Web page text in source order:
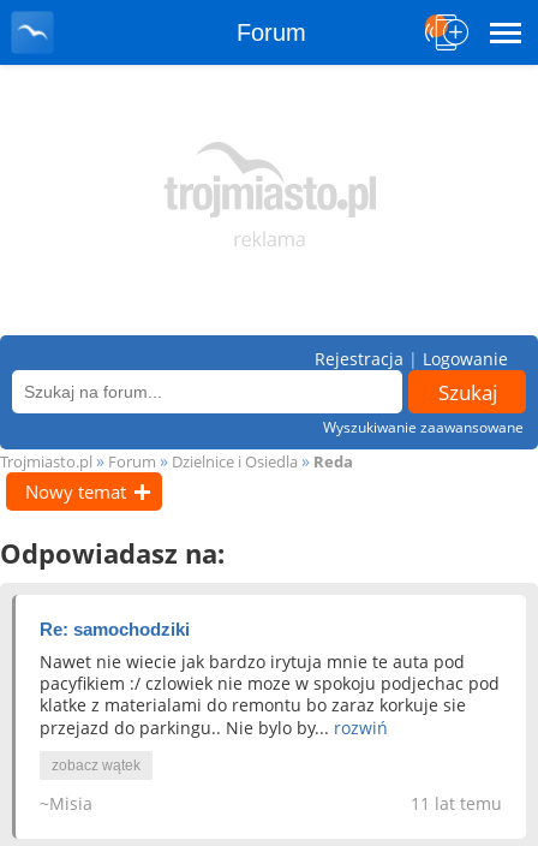
Forum
Wyszukiwanie zaawansowane
Rejestracja | Logowanie
Trojmiasto.pl » Forum » Dzielnice i Osiedla » Reda
Nowy temat
Odpowiadasz na:
Re: samochodziki
Nawet nie wiecie jak bardzo irytuja mnie te auta pod
pacyfikiem :/ czlowiek nie moze w spokoju podjechac pod
klatke z materialami do remontu bo zaraz korkuje sie
przejazd do parkingu.. Nie bylo by... rozwiń
zobacz wątek
11 lat temu
~Misia